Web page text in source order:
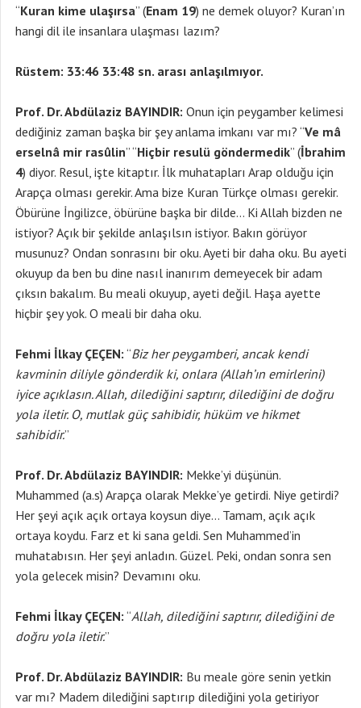
“Kuran kime ulaşırsa” (Enam 19) ne demek oluyor? Kuran’ın
hangi dil ile insanlara ulaşması lazım?
Rüstem: 33:46 33:48 sn. arası anlaşılmıyor.
Prof. Dr. Abdülaziz BAYINDIR: Onun için peygamber kelimesi
dediğiniz zaman başka bir şey anlama imkanı var mı? “Ve mâ
erselnâ mir rasûlin” “Hiçbir resulü göndermedik” (İbrahim
4) diyor. Resul, işte kitaptır. İlk muhatapları Arap olduğu için
Arapça olması gerekir. Ama bize Kuran Türkçe olması gerekir.
Öbürüne İngilizce, öbürüne başka bir dilde… Ki Allah bizden ne
istiyor? Açık bir şekilde anlaşılsın istiyor. Bakın görüyor
musunuz? Ondan sonrasını bir oku. Ayeti bir daha oku. Bu ayeti
okuyup da ben bu dine nasıl inanırım demeyecek bir adam
çıksın bakalım. Bu meali okuyup, ayeti değil. Haşa ayette
hiçbir şey yok. O meali bir daha oku.
Fehmi İlkay ÇEÇEN: “Biz her peygamberi, ancak kendi
kavminin diliyle gönderdik ki, onlara (Allah’ın emirlerini)
iyice açıklasın. Allah, dilediğini saptırır, dilediğini de doğru
yola iletir. O, mutlak güç sahibidir, hüküm ve hikmet
sahibidir.”
Prof. Dr. Abdülaziz BAYINDIR: Mekke’yi düşünün.
Muhammed (a.s) Arapça olarak Mekke’ye getirdi. Niye getirdi?
Her şeyi açık açık ortaya koysun diye… Tamam, açık açık
ortaya koydu. Farz et ki sana geldi. Sen Muhammed’in
muhatabısın. Her şeyi anladın. Güzel. Peki, ondan sonra sen
yola gelecek misin? Devamını oku.
Fehmi İlkay ÇEÇEN: “Allah, dilediğini saptırır, dilediğini de
doğru yola iletir.”
Prof. Dr. Abdülaziz BAYINDIR: Bu meale göre senin yetkin
var mı? Madem dilediğini saptırıp dilediğini yola getiriyor